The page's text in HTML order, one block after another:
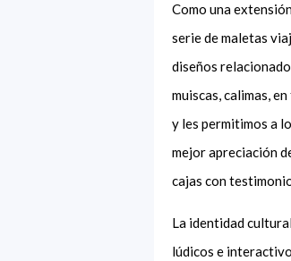
Como una
serie de maletas
diseños
muiscas, calimas,
y les permitimos a
mejor apreciación
cajas con
La identidad
lúdicos e